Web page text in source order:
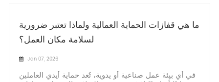
ما هي قفازات الحماية العمالية ولماذا تعتبر ضرورية
لسلامة مكان العمل؟
Jan 07, 2026
في أي بيئة عمل صناعية أو يدوية، تُعد حماية أيدي العاملين